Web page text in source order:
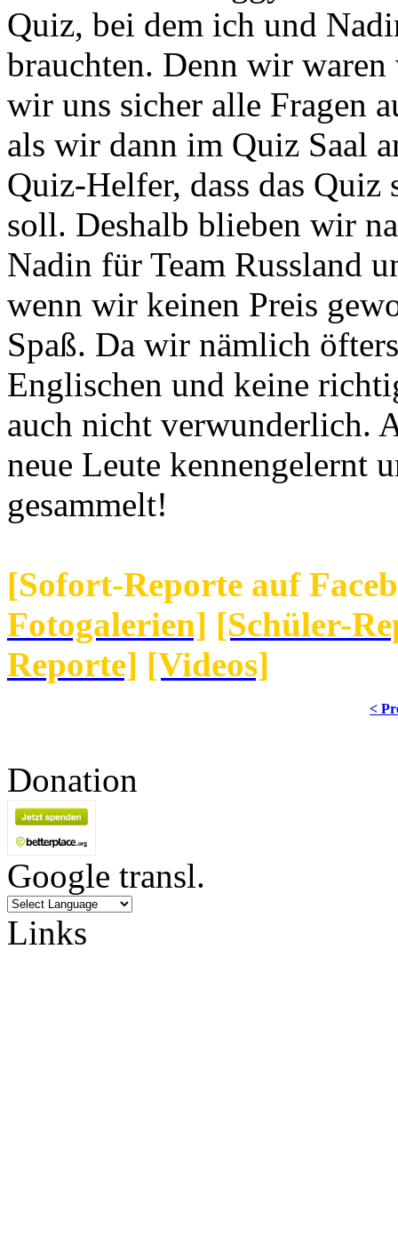
Quiz, bei dem ich und
brauchten. Denn wir
wir uns sicher alle Fragen
als wir dann im Quiz Saal
Quiz-Helfer, dass das Quiz
soll. Deshalb blieben wir
Nadin für Team Russland
wenn wir keinen Preis
Spaß. Da wir nämlich
Englischen und keine
auch nicht verwunderlich.
neue Leute kennengelernt
gesammelt!
[Sofort-Reporte auf
Fotogalerien] [Schüler-
Reporte] [Videos]
<
Donation
Google transl.
Links